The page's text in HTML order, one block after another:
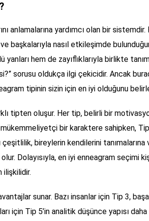
anlamalarına yardımcı olan bir
ve başkalarıyla nasıl etkileşimde
hem de zayıflıklarıyla birlikte
sorusu oldukça ilgi çekicidir. Ancak
tipinin sizin için en iyi olduğunu
tipten oluşur. Her tip, belirli bir
mükemmeliyetçi bir karaktere sahipken,
bireylerin kendilerini tanımalarına
Dolayısıyla, en iyi enneagram seçimi
ilişkilidir.
sunar. Bazı insanlar için Tip 3,
için Tip 5’in analitik düşünce yapısı daha